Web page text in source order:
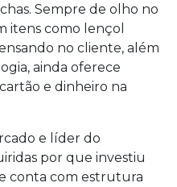
Sempre de olho no
itens como lençol
no cliente, além
ainda oferece
e dinheiro na
e líder do
por que investiu
conta com estrutura